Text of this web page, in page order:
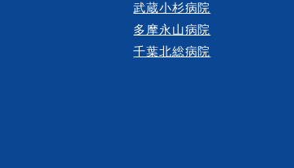
武蔵小杉病院
多摩永山病院
千葉北総病院